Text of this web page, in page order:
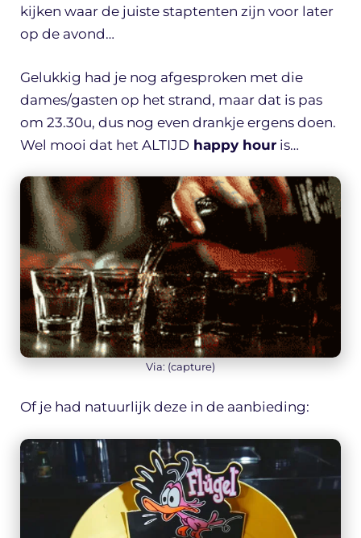
kijken waar de juiste staptenten zijn voor later
op de avond…
Gelukkig had je nog afgesproken met die
dames/gasten op het strand, maar dat is pas
om 23.30u, dus nog even drankje ergens doen.
Wel mooi dat het ALTIJD happy hour is…
Via: (capture)
Of je had natuurlijk deze in de aanbieding: